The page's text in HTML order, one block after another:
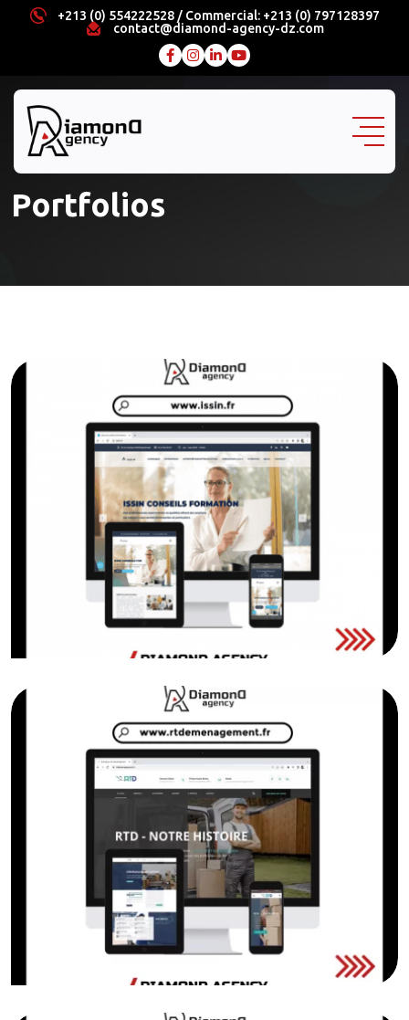
+213 (0) 554222528 / Commercial: +213 (0) 797128397
contact@diamond-agency-dz.com
Portfolios